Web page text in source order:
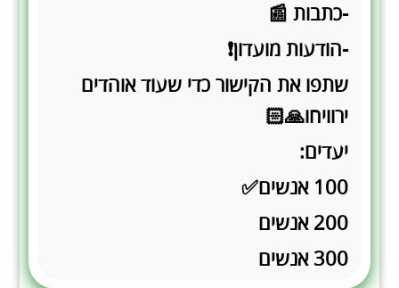
-כתבות 📰
-הודעות מועדון❗
שתפו את הקישור כדי שעוד אוהדים
ירוויחו🙏🏻
יעדים:
100 אנשים✅
200 אנשים
300 אנשים